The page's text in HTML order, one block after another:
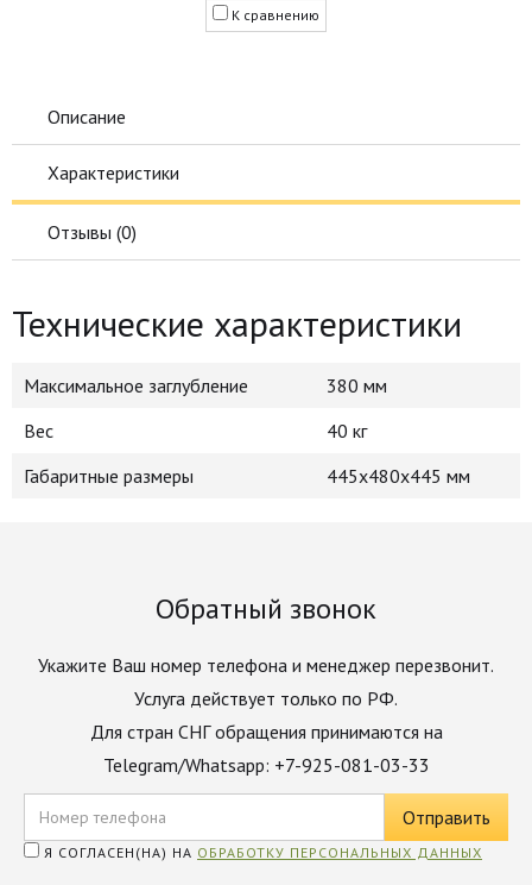
К сравнению
Описание
Характеристики
Отзывы (0)
Технические характеристики
Максимальное заглубление
380 мм
Вес
40 кг
Габаритные размеры
445х480х445 мм
Обратный звонок
Укажите Ваш номер телефона и менеджер перезвонит.
Услуга действует только по РФ.
Для стран СНГ обращения принимаются на
Telegram/Whatsapp: +7-925-081-03-33
Я СОГЛАСЕН(НА) НА ОБРАБОТКУ ПЕРСОНАЛЬНЫХ ДАННЫХ